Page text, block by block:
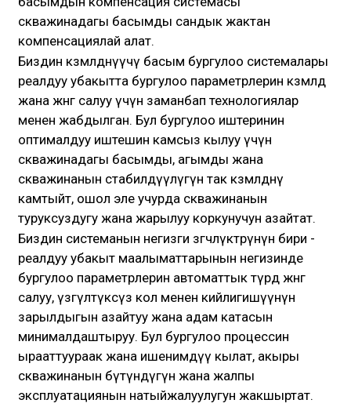
скважинадагы басымды сандык жактан
компенсациялай алат.
Биздин көзөмөлдөнүүчү басым бургулоо системалары
реалдуу убакытта бургулоо параметрлерин көзөмөлдөө
жана жөнгө салуу үчүн заманбап технологиялар
менен жабдылган. Бул бургулоо иштеринин
оптималдуу иштешин камсыз кылуу үчүн
скважинадагы басымды, агымды жана
скважинанын стабилдүүлүгүн так көзөмөлдөөнү
камтыйт, ошол эле учурда скважинанын
туруксуздугу жана жарылуу коркунучун азайтат.
Биздин системанын негизги өзгөчөлүктөрүнүн бири -
реалдуу убакыт маалыматтарынын негизинде
бургулоо параметрлерин автоматтык түрдө жөнгө
салуу, үзгүлтүксүз кол менен кийлигишүүнүн
зарылдыгын азайтуу жана адам катасын
минималдаштыруу. Бул бургулоо процессин
ырааттуураак жана ишенимдүү кылат, акыры
скважинанын бүтүндүгүн жана жалпы
эксплуатациянын натыйжалуулугун жакшыртат.